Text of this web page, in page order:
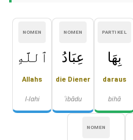
PARTIKEL
بِهَا
daraus
bihā
NOMEN
عِبَادُ
die Diener
ʿibādu
NOMEN
ٱللَّهِ
Allahs
l-lahi
NOMEN